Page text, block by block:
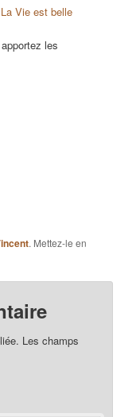
La Vie est belle
les
. Mettez-le en
Les champs